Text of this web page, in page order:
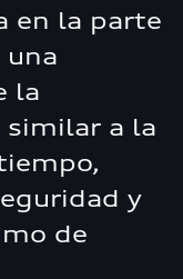
en la parte
una
la
similar a la
y
de